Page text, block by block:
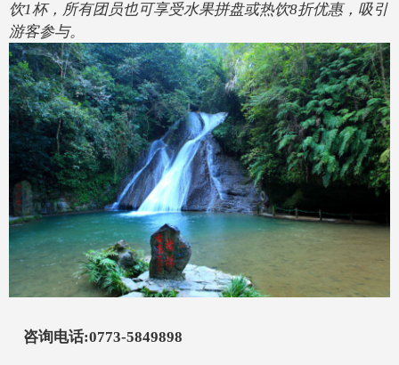
饮1杯，所有团员也可享受水果拼盘或热饮8折优惠， 吸引
游客参与。
咨询电话:0773-5849898